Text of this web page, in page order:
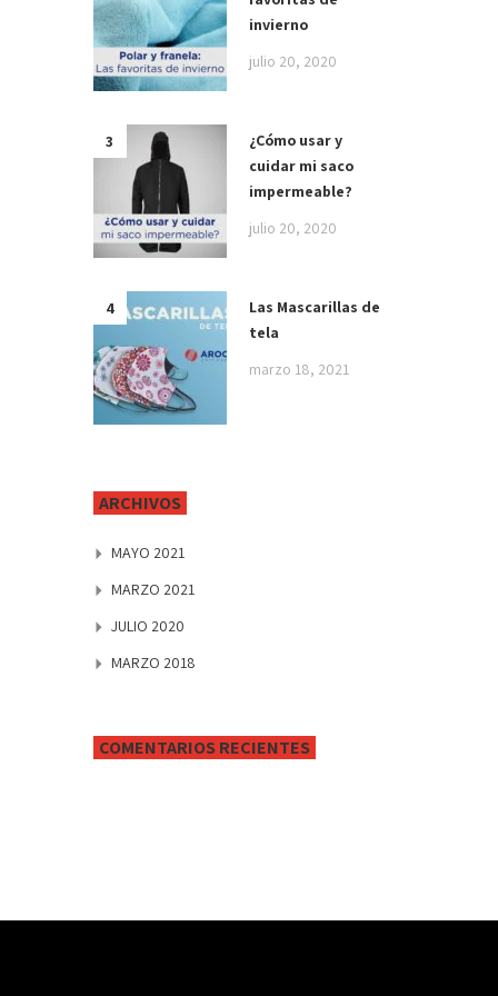
invierno
julio 20, 2020
¿Cómo usar y
cuidar mi saco
impermeable?
julio 20, 2020
Las Mascarillas de
tela
marzo 18, 2021
ARCHIVOS
MAYO 2021
MARZO 2021
JULIO 2020
MARZO 2018
COMENTARIOS RECIENTES